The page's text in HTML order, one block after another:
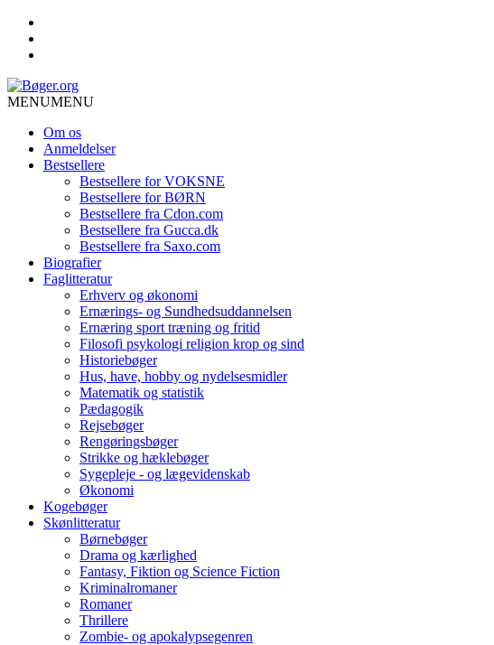
MENUMENU
Om os
Anmeldelser
Bestsellere
Bestsellere for VOKSNE
Bestsellere for BØRN
Bestsellere fra Cdon.com
Bestsellere fra Gucca.dk
Bestsellere fra Saxo.com
Biografier
Faglitteratur
Erhverv og økonomi
Ernærings- og Sundhedsuddannelsen
Ernæring sport træning og fritid
Filosofi psykologi religion krop og sind
Historiebøger
Hus, have, hobby og nydelsesmidler
Matematik og statistik
Pædagogik
Rejsebøger
Rengøringsbøger
Strikke og hæklebøger
Sygepleje - og lægevidenskab
Økonomi
Kogebøger
Skønlitteratur
Børnebøger
Drama og kærlighed
Fantasy, Fiktion og Science Fiction
Kriminalromaner
Romaner
Thrillere
Zombie- og apokalypsegenren